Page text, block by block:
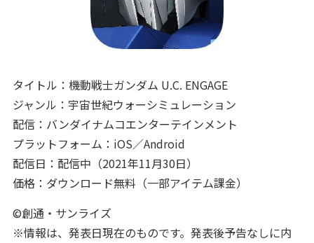
タイトル：機動戦士ガンダム U.C. ENGAGE
ジャンル：宇宙世紀ウォーシミュレーション
配信：バンダイナムコエンターテインメント
プラットフォーム：iOS／Android
配信日：配信中（2021年11月30日）
価格：ダウンロード無料（一部アイテム課金）
©創通・サンライズ
※情報は、発表日現在のものです。発表後予告なしに内